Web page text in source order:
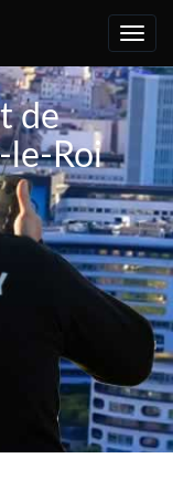
de
le-Roi